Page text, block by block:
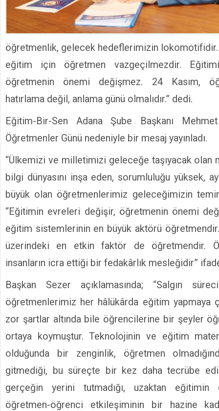
öğretmenlik, gelecek hedeflerimizin
eğitim için öğretmen vazgeçilmezdir.
öğretmenin önemi değişmez. 24 Kasım,
hatırlama değil, anlama günü olmalıdır.” dedi.
Eğitim-Bir-Sen Adana Şube Başkanı
Öğretmenler Günü nedeniyle bir mesaj yayınladı.
“Ülkemizi ve milletimizi geleceğe taşıyacak olan
bilgi dünyasını inşa eden, sorumluluğu yüksek,
büyük olan öğretmenlerimiz geleceğimizin
“Eğitimin evreleri değişir, öğretmenin önemi
eğitim sistemlerinin en büyük aktörü öğretmendir.
üzerindeki en etkin faktör de öğretmendir.
insanların icra ettiği bir fedakârlık mesleğidir”
Başkan Sezer açıklamasında; “Salgın
öğretmenlerimiz her hâlükârda eğitim yapmaya
zor şartlar altında bile öğrencilerine bir şeyler
ortaya koymuştur. Teknolojinin ve eğitim
olduğunda bir zenginlik, öğretmen
gitmediği, bu süreçte bir kez daha tecrübe
gerçeğin yerini tutmadığı, uzaktan eğitimin
öğretmen-öğrenci etkileşiminin bir hazine